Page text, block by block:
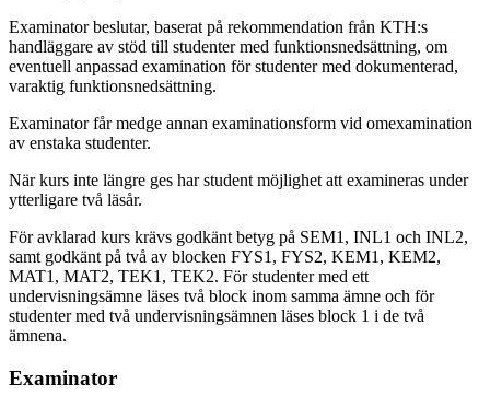
Examinator beslutar, baserat på rekommendation från KTH:s
handläggare av stöd till studenter med funktionsnedsättning, om
eventuell anpassad examination för studenter med dokumenterad,
varaktig funktionsnedsättning.
Examinator får medge annan examinationsform vid omexamination
av enstaka studenter.
När kurs inte längre ges har student möjlighet att examineras under
ytterligare två läsår.
För avklarad kurs krävs godkänt betyg på SEM1, INL1 och INL2,
samt godkänt på två av blocken FYS1, FYS2, KEM1, KEM2,
MAT1, MAT2, TEK1, TEK2. För studenter med ett
undervisningsämne läses två block inom samma ämne och för
studenter med två undervisningsämnen läses block 1 i de två
ämnena.
Examinator